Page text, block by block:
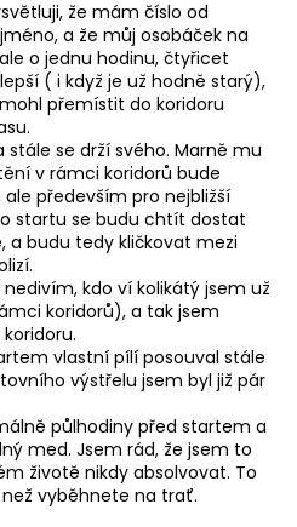
že mám číslo od
a že můj osobáček na
o jednu hodinu, čtyřicet
( i když je už hodně starý),
přemístit do koridoru
stále se drží svého. Marně mu
v rámci koridorů bude
především pro nejbližší
startu se budu chtít dostat
a budu tedy kličkovat mezi
kdo ví kolikátý jsem už
koridorů), a tak jsem
vlastní pílí posouval stále
výstřelu jsem byl již pár
půlhodiny před startem a
med. Jsem rád, že jsem to
životě nikdy absolvovat. To
vyběhnete na trať.